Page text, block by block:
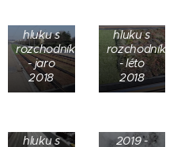
hluku s
rozchodníky
- jaro
2018
hluku s
rozchodníky
- léto
2018
hluku s
Košice -
Kolejový
absorbér
2019 -
Kolejový